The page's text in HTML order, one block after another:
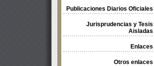
Publicaciones Diarios Oficiales
Jurisprudencias y Tesis
Aisladas
Enlaces
Otros enlaces